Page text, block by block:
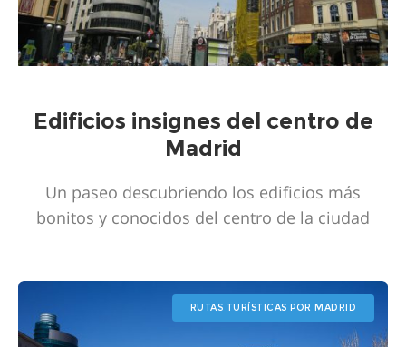
Edificios insignes del centro de
Madrid
Un paseo descubriendo los edificios más
bonitos y conocidos del centro de la ciudad
RUTAS TURÍSTICAS POR MADRID